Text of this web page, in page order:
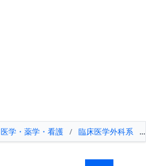
医学・薬学・看護 / 臨床医学外科系 /